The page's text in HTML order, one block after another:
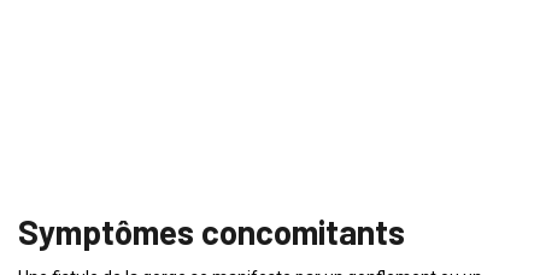
Symptômes concomitants